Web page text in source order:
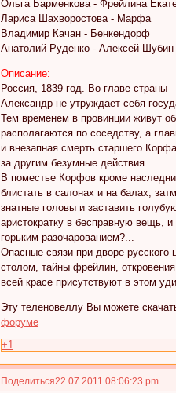
Ольга Барменкова - Фрейлина
Лариса Шахворостова - Марфа
Владимир Качан - Бенкендорф
Анатолий Руденко - Алексей Шубин
Описание:
Россия, 1839 год. Во главе
Александр не утруждает себя
Тем временем в провинции живут
располагаются по соседству, а
и внезапная смерть старшего
за другим безумные действия...
В поместье Корфов кроме
блистать в салонах и на балах,
знатные головы и заставить
аристократку в бесправную вещь,
горьким разочарованием?...
Опасные связи при дворе русского
столом, тайны фрейлин,
всей красе присутствуют в этом
Эту теленовеллу Вы можете
форуме
+1
Поделиться22.07.2011 08:06:23 pm